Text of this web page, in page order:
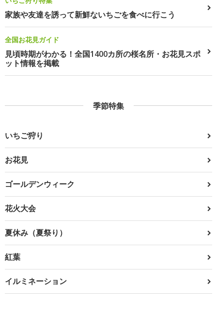
家族や友達を誘って新鮮ないちごを食べに行こう
全国お花見ガイド
見頃時期がわかる！全国1400カ所の桜名所・お花見スポ
ット情報を掲載
季節特集
いちご狩り
お花見
ゴールデンウィーク
花火大会
夏休み（夏祭り）
紅葉
イルミネーション